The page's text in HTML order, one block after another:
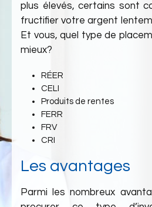
plus élevés, certains sont
fructifier votre argent
Et vous, quel type de
mieux?
RÉER
CELI
Produits de rentes
FERR
FRV
CRI
Les avantages
Parmi les nombreux